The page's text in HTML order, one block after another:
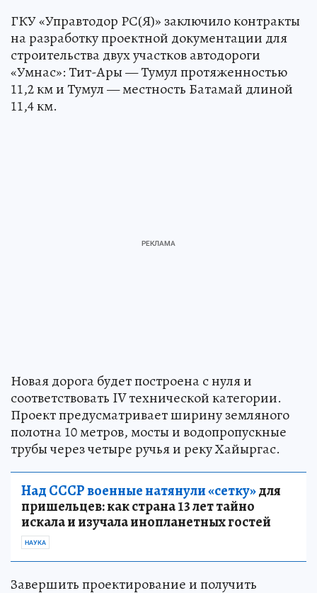
ГКУ «Управтодор РС(Я)» заключило контракты
на разработку проектной документации для
строительства двух участков автодороги
«Умнас»: Тит-Ары — Тумул протяженностью
11,2 км и Тумул — местность Батамай длиной
11,4 км.
Новая дорога будет построена с нуля и
соответствовать IV технической категории.
Проект предусматривает ширину земляного
полотна 10 метров, мосты и водопропускные
трубы через четыре ручья и реку Хайыргас.
Над СССР военные натянули «сетку»для
пришельцев: как страна 13 лет тайно
искала и изучала инопланетных гостей
НАУКА
Завершить проектирование и получить